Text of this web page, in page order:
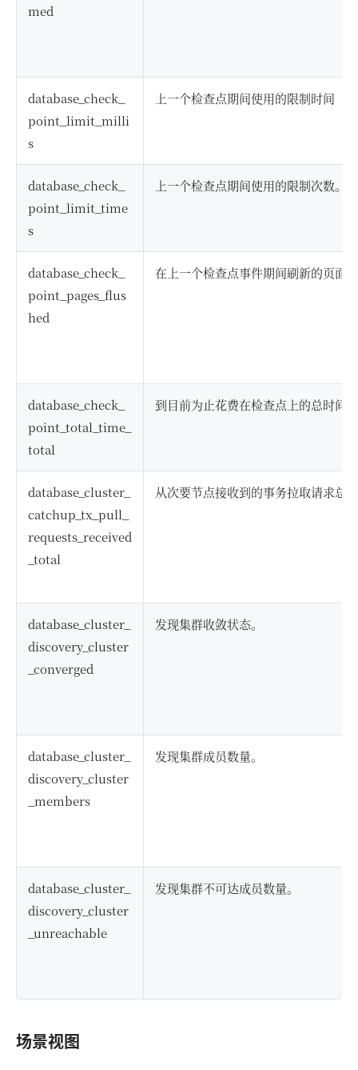
med
database_check_
point_limit_milli
s
上一个检查点期间使用的限制时间（
database_check_
point_limit_time
s
上一个检查点期间使用的限制次数。
database_check_
point_pages_flus
hed
在上一个检查点事件期间刷新的页面
database_check_
point_total_time_
total
到目前为止花费在检查点上的总时间
database_cluster_
catchup_tx_pull_
requests_received
_total
从次要节点接收到的事务拉取请求总
database_cluster_
discovery_cluster
_converged
发现集群收敛状态。
database_cluster_
discovery_cluster
_members
发现集群成员数量。
database_cluster_
discovery_cluster
_unreachable
发现集群不可达成员数量。
场景视图